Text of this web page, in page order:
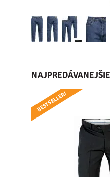
BESTSELLER!